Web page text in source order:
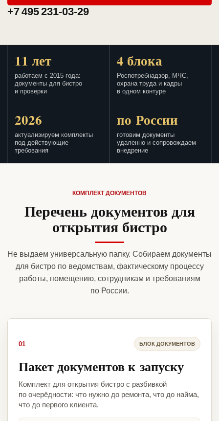
+7 495 231-03-29
11 лет
работаем с 2015 года:
документы для бистро
и проверки
4 блока
Роспотребнадзор, МЧС,
охрана труда и кадры
в одном контуре
2026
актуализируем комплекты
под действующие
требования
по России
готовим документы
удаленно и сопровождаем
внедрение
КОМПЛЕКТ ДОКУМЕНТОВ
Перечень документов для
открытия бистро
Не выдаем универсальную папку. Собираем документы
для бистро по ведомствам, фактическому процессу
работы, помещению, сотрудникам и требованиям
по России.
01 БЛОК ДОКУМЕНТОВ
Пакет документов к запуску
Комплект для открытия бистро с разбивкой
по очерёдности: что нужно до ремонта, что до найма,
что до первого клиента.